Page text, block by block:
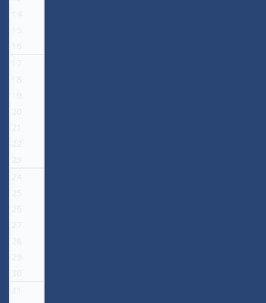
14
15
16
17
18
19
20
21
22
23
24
25
26
27
28
29
30
31